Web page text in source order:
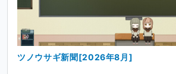
ツノウサギ新聞[2026年8月]